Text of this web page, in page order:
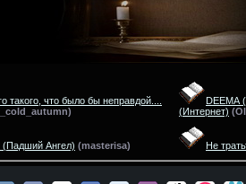
такого, что было бы неправдой....
DEEMA
(Интернет) (
(Падший Ангел) (masterisa) Не